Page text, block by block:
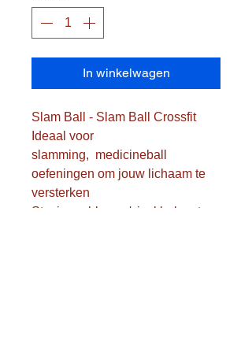
In winkelwagen
Slam Ball - Slam Ball Crossfit
Ideaal voor
slamming, medicineball
oefeningen om jouw lichaam te
versterken
Stevige rubberen/vinyl bal met